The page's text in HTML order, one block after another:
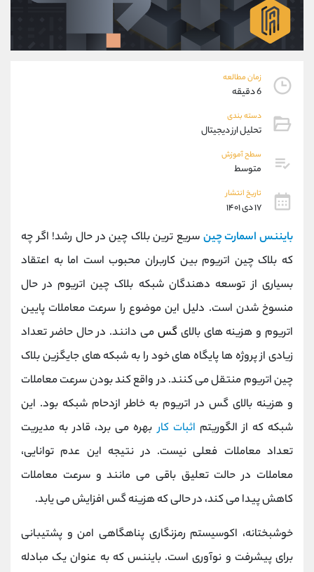
زمان مطالعه
6 دقیقه
دسته بندی
تحلیل ارز دیجیتال
سطح آموزش
متوسط
تاریخ انتشار
۱۷ دی ۱۴۰۱
بایننس اسمارت چین سریع ترین بلاک چین در حال رشد! اگر چه
که بلاک چین اتریوم بین کاربران محبوب است اما به اعتقاد
بسیاری از توسعه دهندگان شبکه بلاک چین اتریوم در حال
منسوخ شدن است. دلیل این موضوع را سرعت معاملات پایین
اتریوم و هزینه های بالایگس می دانند. در حال حاضر تعداد
زیادی از پروژه ها پایگاه های خود را به شبکه های جایگزین بلاک
چین اتریوم منتقل می کنند. در واقع کند بودن سرعت معاملات
و هزینه بالای گس در اتریوم به خاطر ازدحام شبکه بود. این
شبکه که از الگوریتم اثبات کاربهره می برد، قادر به مدیریت
تعداد معاملات فعلی نیست. در نتیجه این عدم توانایی،
معاملات در حالت تعلیق باقی می مانند و سرعت معاملات
کاهش پیدا می کند، در حالی که هزینه گس افزایش می یابد.
خوشبختانه، اکوسیستم رمزنگاری پناهگاهی امن و پشتیبانی
برای پیشرفت و نوآوری است. بایننس که به عنوان یک مبادله
09304891085
واتساپ
تلگرام
پشتیبان فروش
موبایل
واتساپ
داخلی
اطلاعات تماس (دفتر فروش)
تلفن 021-22021030
بدون پیش شماره 90001030
اینستاگرام @alireza.mehrabii
@alirezamehrabi_com
کانال بله